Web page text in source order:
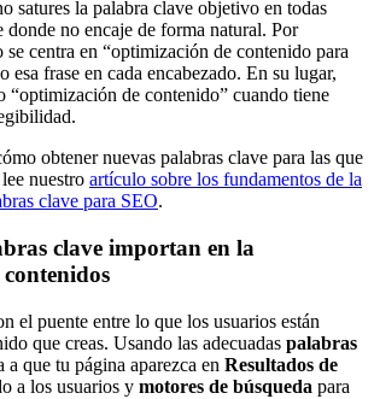
satures la palabra clave objetivo en todas
donde no encaje de forma natural. Por
se centra en “optimización de contenido para
esa frase en cada encabezado. En su lugar,
“optimización de contenido” cuando tiene
obtener nuevas palabras clave para las que
nuestro artículo sobre los fundamentos de la
clave para SEO.
clave importan en la
el puente entre lo que los usuarios están
que creas. Usando las adecuadas palabras
a que tu página aparezca en Resultados de
a los usuarios y motores de búsqueda para